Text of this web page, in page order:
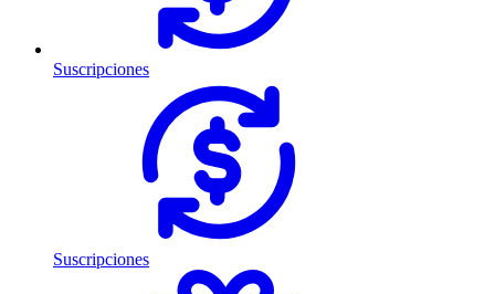
Suscripciones
Suscripciones